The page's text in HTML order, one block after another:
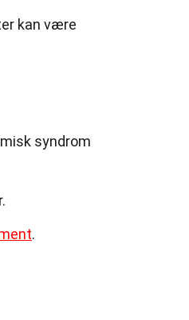
kan være
syndrom
.